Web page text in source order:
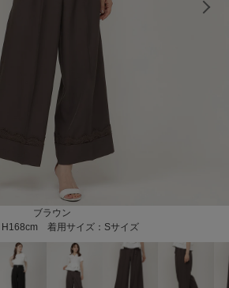
ブラウン
H168cm 着用サイズ：Sサイズ
ライトグレー
H168cm 着用サイズ：Sサイズ
ブラック
H163cm 着用サイズ：Mサイズ
H168cm 着用サイズ：Sサイズ
H168cm 着用サイズ：Sサイズ
H168cm 着用サイズ：Sサイズ
H168cm 着用サイズ：Sサイズ
H168cm 着用サイズ：Sサイズ
H168cm 着用サイズ：Sサイズ
H168cm 着用サイズ：Sサイズ
H168cm 着用サイズ：Sサイズ
H163cm 着用サイズ：Mサイズ
H163cm 着用サイズ：Mサイズ
H163cm 着用サイズ：Mサイズ
H163cm 着用サイズ：Mサイズ